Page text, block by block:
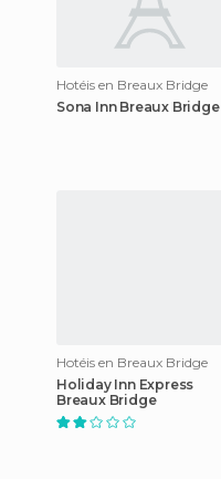
Hotéis en Breaux Bridge
Sona Inn Breaux Bridge
Hotéis en Breaux Bridge
Holiday Inn Express
Breaux Bridge